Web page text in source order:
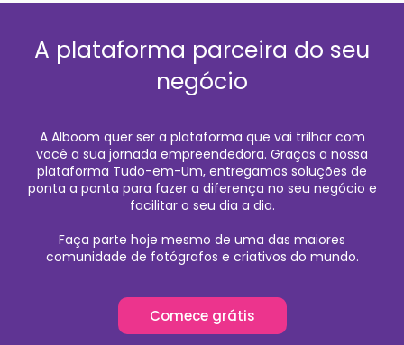
A plataforma parceira do seu
negócio
A Alboom quer ser a plataforma que vai trilhar com
você a sua jornada empreendedora. Graças a nossa
plataforma Tudo-em-Um, entregamos soluções de
ponta a ponta para fazer a diferença no seu negócio e
facilitar o seu dia a dia.
Faça parte hoje mesmo de uma das maiores
comunidade de fotógrafos e criativos do mundo.
Comece grátis